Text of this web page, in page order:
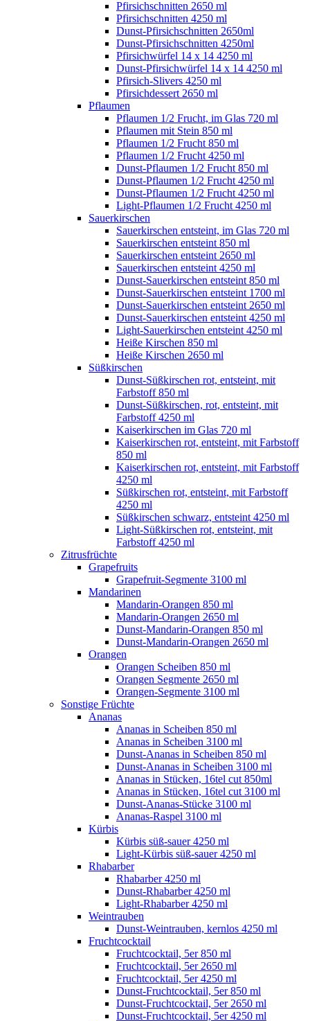
Pfirsichschnitten 2650 ml
Pfirsichschnitten 4250 ml
Dunst-Pfirsichschnitten 2650ml
Dunst-Pfirsichschnitten 4250ml
Pfirsichwürfel 14 x 14 4250 ml
Dunst-Pfirsichwürfel 14 x 14 4250 ml
Pfirsich-Slivers 4250 ml
Pfirsichdessert 2650 ml
Pflaumen
Pflaumen 1/2 Frucht, im Glas 720 ml
Pflaumen mit Stein 850 ml
Pflaumen 1/2 Frucht 850 ml
Pflaumen 1/2 Frucht 4250 ml
Dunst-Pflaumen 1/2 Frucht 850 ml
Dunst-Pflaumen 1/2 Frucht 4250 ml
Dunst-Pflaumen 1/2 Frucht 4250 ml
Light-Pflaumen 1/2 Frucht 4250 ml
Sauerkirschen
Sauerkirschen entsteint, im Glas 720 ml
Sauerkirschen entsteint 850 ml
Sauerkirschen entsteint 2650 ml
Sauerkirschen entsteint 4250 ml
Dunst-Sauerkirschen entsteint 850 ml
Dunst-Sauerkirschen entsteint 1700 ml
Dunst-Sauerkirschen entsteint 2650 ml
Dunst-Sauerkirschen entsteint 4250 ml
Light-Sauerkirschen entsteint 4250 ml
Heiße Kirschen 850 ml
Heiße Kirschen 2650 ml
Süßkirschen
Dunst-Süßkirschen rot, entsteint, mit
Farbstoff 850 ml
Dunst-Süßkirschen, rot, entsteint, mit
Farbstoff 4250 ml
Kaiserkirschen im Glas 720 ml
Kaiserkirschen rot, entsteint, mit Farbstoff
850 ml
Kaiserkirschen rot, entsteint, mit Farbstoff
4250 ml
Süßkirschen rot, entsteint, mit Farbstoff
4250 ml
Süßkirschen schwarz, entsteint 4250 ml
Light-Süßkirschen rot, entsteint, mit
Farbstoff 4250 ml
Zitrusfrüchte
Grapefruits
Grapefruit-Segmente 3100 ml
Mandarinen
Mandarin-Orangen 850 ml
Mandarin-Orangen 2650 ml
Dunst-Mandarin-Orangen 850 ml
Dunst-Mandarin-Orangen 2650 ml
Orangen
Orangen Scheiben 850 ml
Orangen Segmente 2650 ml
Orangen-Segmente 3100 ml
Sonstige Früchte
Ananas
Ananas in Scheiben 850 ml
Ananas in Scheiben 3100 ml
Dunst-Ananas in Scheiben 850 ml
Dunst-Ananas in Scheiben 3100 ml
Ananas in Stücken, 16tel cut 850ml
Ananas in Stücken, 16tel cut 3100 ml
Dunst-Ananas-Stücke 3100 ml
Ananas-Raspel 3100 ml
Kürbis
Kürbis süß-sauer 4250 ml
Light-Kürbis süß-sauer 4250 ml
Rhabarber
Rhabarber 4250 ml
Dunst-Rhabarber 4250 ml
Light-Rhabarber 4250 ml
Weintrauben
Dunst-Weintrauben, kernlos 4250 ml
Fruchtcocktail
Fruchtcocktail, 5er 850 ml
Fruchtcocktail, 5er 2650 ml
Fruchtcocktail, 5er 4250 ml
Dunst-Fruchtcocktail, 5er 850 ml
Dunst-Fruchtcocktail, 5er 2650 ml
Dunst-Fruchtcocktail, 5er 4250 ml